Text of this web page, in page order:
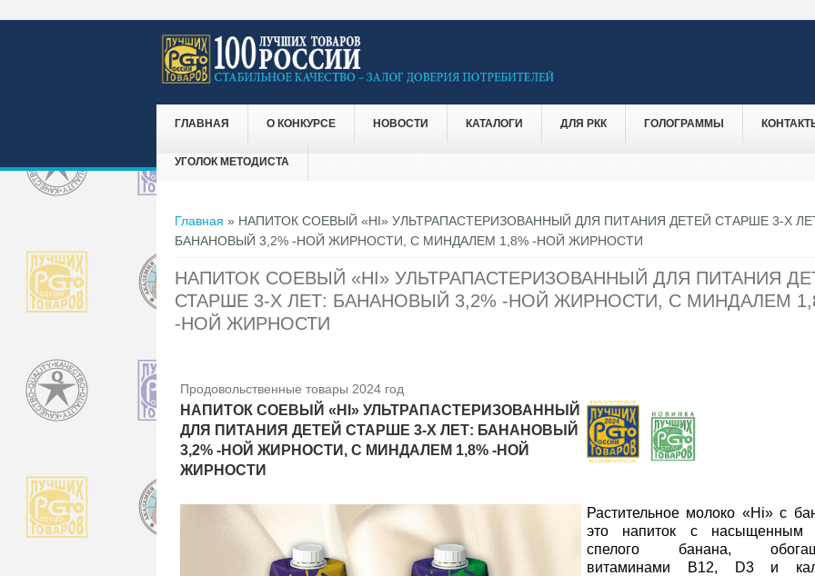
ГЛАВНАЯ О КОНКУРСЕ НОВОСТИ КАТАЛОГИ ДЛЯ РКК ГОЛОГРАММЫ
УГОЛОК МЕТОДИСТА
Вы здесь
Главная » НАПИТОК СОЕВЫЙ «HI» УЛЬТРАПАСТЕРИЗОВАННЫЙ ДЛЯ ПИТАНИЯ ДЕТЕЙ СТАРШЕ 3-Х
БАНАНОВЫЙ 3,2% -НОЙ ЖИРНОСТИ, С МИНДАЛЕМ 1,8% -НОЙ ЖИРНОСТИ
НАПИТОК СОЕВЫЙ «HI» УЛЬТРАПАСТЕРИЗОВАННЫЙ ДЛЯ ПИТАНИЯ
СТАРШЕ 3-Х ЛЕТ: БАНАНОВЫЙ 3,2% -НОЙ ЖИРНОСТИ, С МИНДАЛЕМ
-НОЙ ЖИРНОСТИ
Продовольственные товары 2024 год
НАПИТОК СОЕВЫЙ «HI» УЛЬТРАПАСТЕРИЗОВАННЫЙ
ДЛЯ ПИТАНИЯ ДЕТЕЙ СТАРШЕ 3-Х ЛЕТ: БАНАНОВЫЙ
3,2% -НОЙ ЖИРНОСТИ, С МИНДАЛЕМ 1,8% -НОЙ
ЖИРНОСТИ
Растительное молоко «Hi» с
это напиток с насыщенным
спелого банана,
витаминами B12, D3 и